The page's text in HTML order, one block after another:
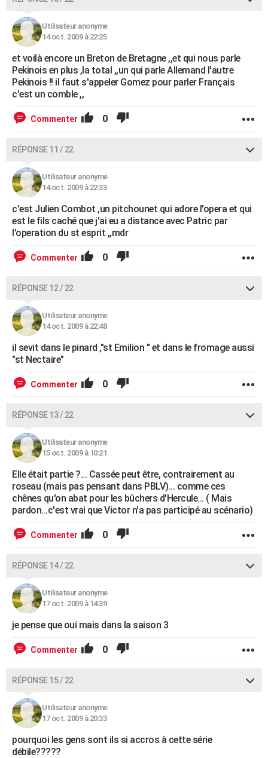
Utilisateur anonyme
14 oct. 2009 à 22:25
et voilà encore un Breton de Bretagne ,,et qui nous parle
Pekinois en plus ,la total ,,un qui parle Allemand l'autre
Pekinois !! il faut s'appeler Gomez pour parler Français
c'est un comble ,,
Commenter 0
RÉPONSE 11 / 22
Utilisateur anonyme
14 oct. 2009 à 22:33
c'est Julien Combot ,un pitchounet qui adore l'opera et qui
est le fils caché que j'ai eu a distance avec Patric par
l'operation du st esprit ,,mdr
Commenter 0
RÉPONSE 12 / 22
Utilisateur anonyme
14 oct. 2009 à 22:48
il sevit dans le pinard ,"st Emilion " et dans le fromage aussi
"st Nectaire"
Commenter 0
RÉPONSE 13 / 22
Utilisateur anonyme
15 oct. 2009 à 10:21
Elle était partie ?... Cassée peut être, contrairement au
roseau (mais pas pensant dans PBLV)... comme ces
chênes qu'on abat pour les bûchers d'Hercule... ( Mais
pardon...c'est vrai que Victor n'a pas participé au scénario)
Commenter 0
RÉPONSE 14 / 22
Utilisateur anonyme
17 oct. 2009 à 14:39
je pense que oui mais dans la saison 3
Commenter 0
RÉPONSE 15 / 22
Utilisateur anonyme
17 oct. 2009 à 20:33
pourquoi les gens sont ils si accros à cette série
débile?????